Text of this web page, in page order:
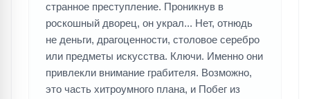
странное преступление. Проникнув в
роскошный дворец, он украл... Нет, отнюдь
не деньги, драгоценности, столовое серебро
или предметы искусства. Ключи. Именно они
привлекли внимание грабителя. Возможно,
это часть хитроумного плана, и Побег из